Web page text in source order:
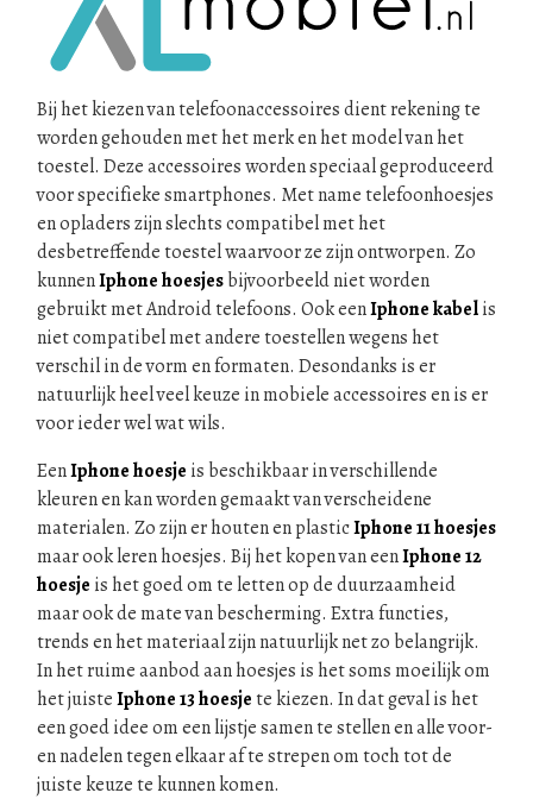
Bij het kiezen van telefoonaccessoires dient rekening te
worden gehouden met het merk en het model van het
toestel. Deze accessoires worden speciaal geproduceerd
voor specifieke smartphones. Met name telefoonhoesjes
en opladers zijn slechts compatibel met het
desbetreffende toestel waarvoor ze zijn ontworpen. Zo
kunnenIphone hoesjesbijvoorbeeld niet worden
gebruikt met Android telefoons. Ook eenIphone kabelis
niet compatibel met andere toestellen wegens het
verschil in de vorm en formaten. Desondanks is er
natuurlijk heel veel keuze in mobiele accessoires en is er
voor ieder wel wat wils.
EenIphone hoesje is beschikbaar in verschillende
kleuren en kan worden gemaakt van verscheidene
materialen. Zo zijn er houten en plasticIphone 11 hoesjes
maar ook leren hoesjes. Bij het kopen van eenIphone 12
hoesje is het goed om te letten op de duurzaamheid
maar ook de mate van bescherming. Extra functies,
trends en het materiaal zijn natuurlijk net zo belangrijk.
In het ruime aanbod aan hoesjes is het soms moeilijk om
het juisteIphone 13 hoesjete kiezen. In dat geval is het
een goed idee om een lijstje samen te stellen en alle voor-
en nadelen tegen elkaar af te strepen om toch tot de
juiste keuze te kunnen komen.